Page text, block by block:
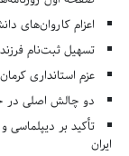
اعزام کاروان‌های
تسهیل ثبت‌نام
عزم استانداری
دو چالش اصلی در
تأکید بر دیپلماسی
ایران